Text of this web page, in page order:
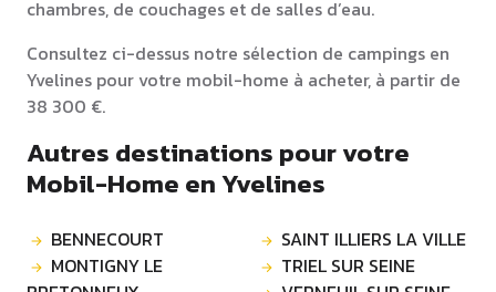
chambres, de couchages et de salles d’eau.
Consultez ci-dessus notre sélection de campings en
Yvelines pour votre mobil-home à acheter, à partir de
38 300 €.
Autres destinations pour votre
Mobil-Home en Yvelines
BENNECOURT
MONTIGNY LE
SAINT ILLIERS LA VILLE
TRIEL SUR SEINE